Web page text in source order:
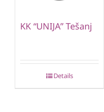
KK “UNIJA” Tešanj
Details